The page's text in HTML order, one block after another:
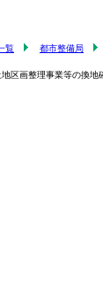
覧 都市整備局
区画整理事業等の換地